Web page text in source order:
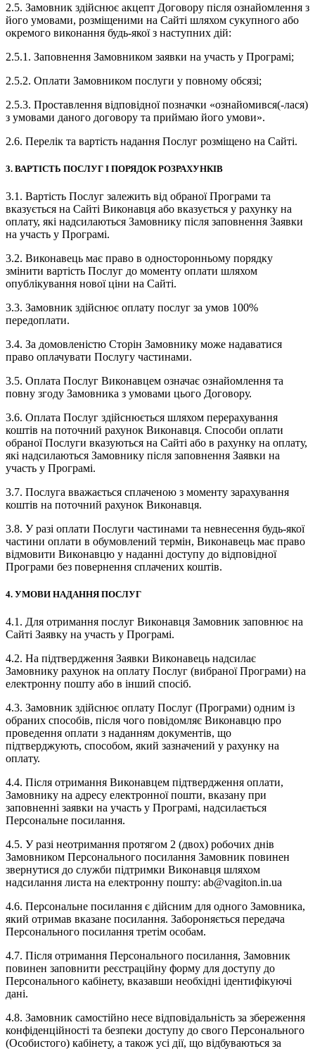
2.5. Замовник здійснює акцепт Договору після ознайомлення з
його умовами, розміщеними на Сайті шляхом сукупного або
окремого виконання будь-якої з наступних дій:
2.5.1. Заповнення Замовником заявки на участь у Програмі;
2.5.2. Оплати Замовником послуги у повному обсязі;
2.5.3. Проставлення відповідної позначки «ознайомився(-лася)
з умовами даного договору та приймаю його умови».
2.6. Перелік та вартість надання Послуг розміщено на Сайті.
3. ВАРТІСТЬ ПОСЛУГ І ПОРЯДОК РОЗРАХУНКІВ
3.1. Вартість Послуг залежить від обраної Програми та
вказується на Сайті Виконавця або вказується у рахунку на
оплату, які надсилаються Замовнику після заповнення Заявки
на участь у Програмі.
3.2. Виконавець має право в односторонньому порядку
змінити вартість Послуг до моменту оплати шляхом
опублікування нової ціни на Сайті.
3.3. Замовник здійснює оплату послуг за умов 100%
передоплати.
3.4. За домовленістю Сторін Замовнику може надаватися
право оплачувати Послугу частинами.
3.5. Оплата Послуг Виконавцем означає ознайомлення та
повну згоду Замовника з умовами цього Договору.
3.6. Оплата Послуг здійснюється шляхом перерахування
коштів на поточний рахунок Виконавця. Способи оплати
обраної Послуги вказуються на Сайті або в рахунку на оплату,
які надсилаються Замовнику після заповнення Заявки на
участь у Програмі.
3.7. Послуга вважається сплаченою з моменту зарахування
коштів на поточний рахунок Виконавця.
3.8. У разі оплати Послуги частинами та невнесення будь-якої
частини оплати в обумовлений термін, Виконавець має право
відмовити Виконавцю у наданні доступу до відповідної
Програми без повернення сплачених коштів.
4. УМОВИ НАДАННЯ ПОСЛУГ
4.1. Для отримання послуг Виконавця Замовник заповнює на
Сайті Заявку на участь у Програмі.
4.2. На підтвердження Заявки Виконавець надсилає
Замовнику рахунок на оплату Послуг (вибраної Програми) на
електронну пошту або в інший спосіб.
4.3. Замовник здійснює оплату Послуг (Програми) одним із
обраних способів, після чого повідомляє Виконавцю про
проведення оплати з наданням документів, що
підтверджують, способом, який зазначений у рахунку на
оплату.
4.4. Після отримання Виконавцем підтвердження оплати,
Замовнику на адресу електронної пошти, вказану при
заповненні заявки на участь у Програмі, надсилається
Персональне посилання.
4.5. У разі неотримання протягом 2 (двох) робочих днів
Замовником Персонального посилання Замовник повинен
звернутися до служби підтримки Виконавця шляхом
надсилання листа на електронну пошту: ab@vagiton.in.ua
4.6. Персональне посилання є дійсним для одного Замовника,
який отримав вказане посилання. Забороняється передача
Персонального посилання третім особам.
4.7. Після отримання Персонального посилання, Замовник
повинен заповнити реєстраційну форму для доступу до
Персонального кабінету, вказавши необхідні ідентифікуючі
дані.
4.8. Замовник самостійно несе відповідальність за збереження
конфіденційності та безпеки доступу до свого Персонального
(Особистого) кабінету, а також усі дії, що відбуваються за